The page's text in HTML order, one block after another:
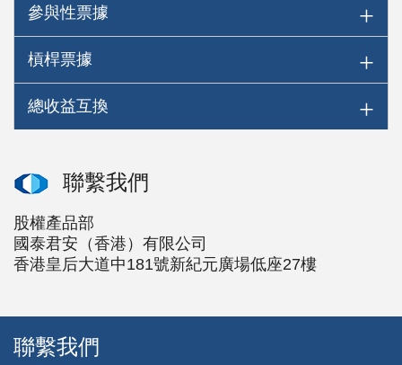
參與性票據
槓桿票據
總收益互換
聯繫我們
股權產品部
國泰君安（香港）有限公司
香港皇后大道中181號新紀元廣場低座27樓
聯繫我們